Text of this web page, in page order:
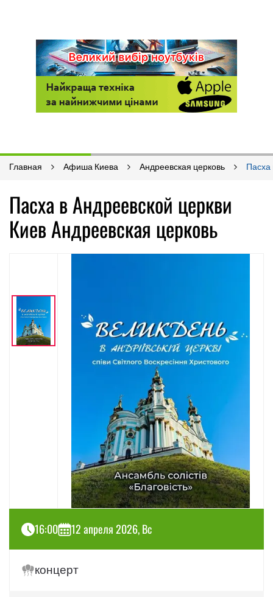
Главная Афиша Киева Андреевская церковь Пасха
Пасха в Андреевской церкви
Киев Андреевская церковь
16:00 12 апреля 2026, Вс
концерт